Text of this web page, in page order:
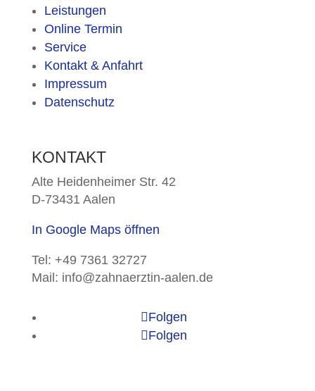
Leistungen
Online Termin
Service
Kontakt & Anfahrt
Impressum
Datenschutz
KONTAKT
Alte Heidenheimer Str. 42
D-73431 Aalen
In Google Maps öffnen
Tel: +49 7361 32727
Mail: info@zahnaerztin-aalen.de
Folgen
Folgen